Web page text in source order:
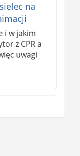
na
i w jakim
z CPR a
uwagi